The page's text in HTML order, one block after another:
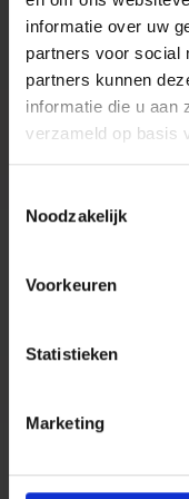
informatie over uw
partners voor social
partners kunnen
informatie die u aan
verzameld op basis
Noodzakelijk
Voorkeuren
Statistieken
Marketing
Mandy
Letselschade en
Van een
tot een
Artikel